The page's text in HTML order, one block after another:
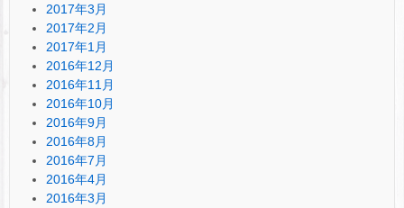
2017年3月
2017年2月
2017年1月
2016年12月
2016年11月
2016年10月
2016年9月
2016年8月
2016年7月
2016年4月
2016年3月